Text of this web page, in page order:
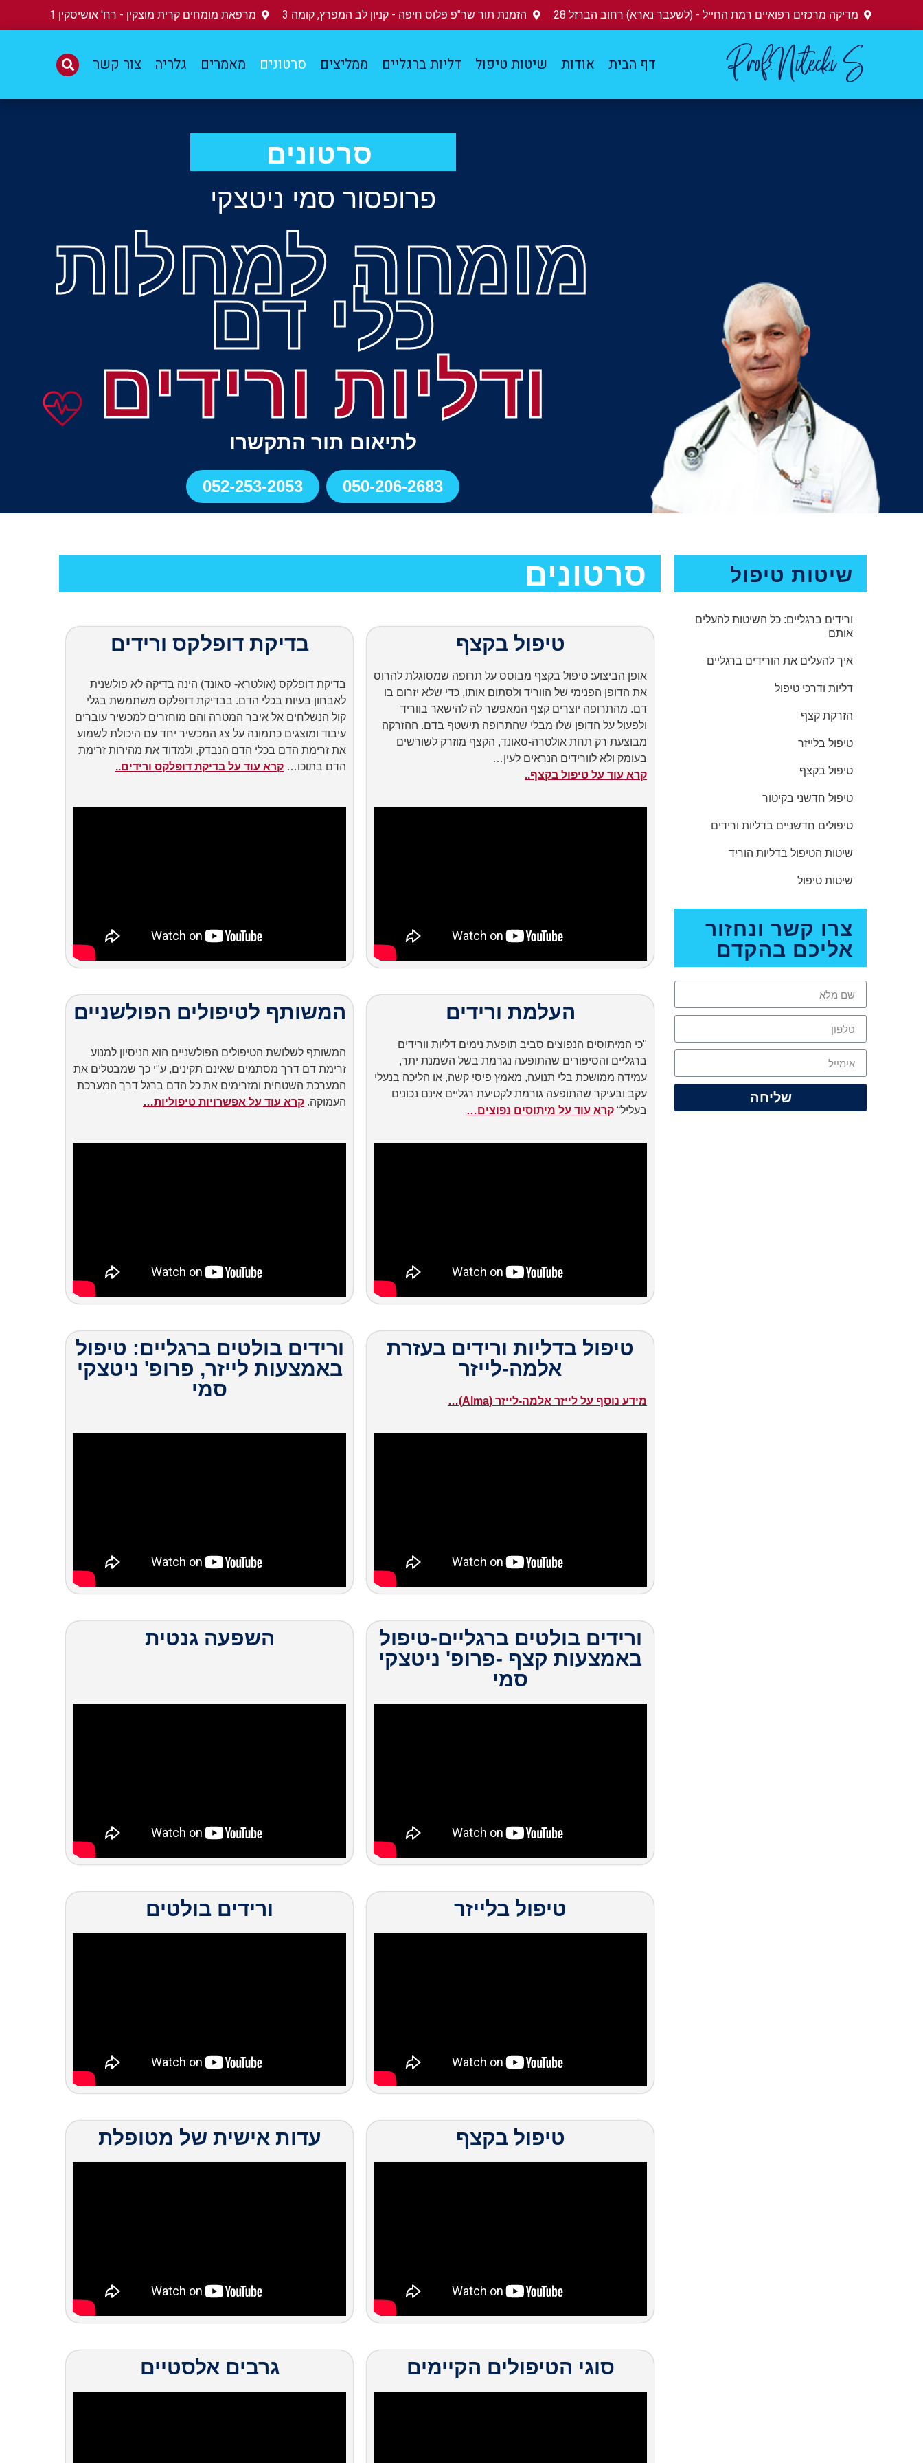
מדיקה מרכזים רפואיים רמת החייל - (לשעבר נארא) רחוב הברזל 28 הזמנת תור שר"פ פלוס חיפה - קניון לב המפרץ, קומה 3 מרפאת מומחים קרית מוצקין - רח' אושיסקין 1
Prof.Nitecki S דף הבית אודות שיטות טיפול דליות ברגליים ממליצים סרטונים מאמרים גלריה צור קשר
סרטונים
פרופסור סמי ניטצקי
מומחה למחלות
כלי דם
ודליות ורידים
לתיאום תור התקשרו
050-206-2683
052-253-2053
שיטות טיפול
ורידים ברגליים: כל השיטות להעלים
אותם
איך להעלים את הורידים ברגליים
דליות ודרכי טיפול
הזרקת קצף
טיפול בלייזר
טיפול בקצף
טיפול חדשני בקיטור
טיפולים חדשניים בדליות ורידים
שיטות הטיפול בדליות הוריד
שיטות טיפול
צרו קשר ונחזור
אליכם בהקדם
שליחה
סרטונים
טיפול בקצף
אופן הביצוע: טיפול בקצף מבוסס על תרופה שמסוגלת להרוס
את הדופן הפנימי של הווריד ולסתום אותו, כדי שלא יזרום בו
דם. מהתרופה יוצרים קצף המאפשר לה להישאר בווריד
ולפעול על הדופן שלו מבלי שהתרופה תישטף בדם. ההזרקה
מבוצעת רק תחת אולטרה-סאונד, הקצף מוזרק לשורשים
בעומק ולא לוורידים הנראים לעין…
קרא עוד על טיפול בקצף..
בדיקת דופלקס ורידים
בדיקת דופלקס (אולטרא- סאונד) הינה בדיקה לא פולשנית
לאבחון בעיות בכלי הדם. בבדיקת דופלקס משתמשת בגלי
קול הנשלחים אל איבר המטרה והם מוחזרים למכשיר עוברים
עיבוד ומוצגים כתמונה על צג המכשיר יחד עם היכולת לשמוע
את זרימת הדם בכלי הדם הנבדק, ולמדוד את מהירות זרימת
הדם בתוכו… קרא עוד על בדיקת דופלקס ורידים..
העלמת ורידים
"כי המיתוסים הנפוצים סביב תופעת נימים דליות וורידים
ברגליים והסיפורים שהתופעה נגרמת בשל השמנת יתר,
עמידה ממושכת בלי תנועה, מאמץ פיסי קשה, או הליכה בנעלי
עקב ובעיקר שהתופעה גורמת לקטיעת רגליים אינם נכונים
בעליל“ קרא עוד על מיתוסים נפוצים…
המשותף לטיפולים הפולשניים
המשותף לשלושת הטיפולים הפולשניים הוא הניסיון למנוע
זרימת דם דרך מסתמים שאינם תקינים, ע"י כך שמבטלים את
המערכת השטחית ומזרימים את כל הדם ברגל דרך המערכת
העמוקה. קרא עוד על אפשרויות טיפוליות…
טיפול בדליות ורידים בעזרת
אלמה-לייזר
מידע נוסף על לייזר אלמה-לייזר (Alma)…
ורידים בולטים ברגליים: טיפול
באמצעות לייזר, פרופ' ניטצקי
סמי
ורידים בולטים ברגליים-טיפול
באמצעות קצף -פרופ' ניטצקי
סמי
השפעה גנטית
טיפול בלייזר ורידים בולטים
טיפול בקצף עדות אישית של מטופלת
סוגי הטיפולים הקיימים גרבים אלסטיים